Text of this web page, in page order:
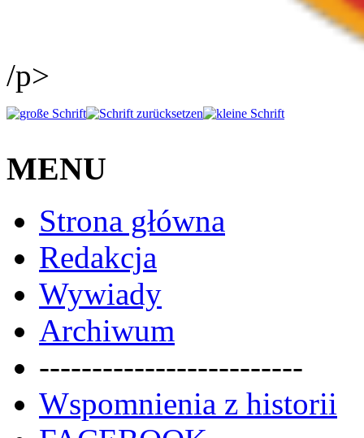
/p>
MENU
Strona główna
Redakcja
Wywiady
Archiwum
-------------------------
Wspomnienia z historii